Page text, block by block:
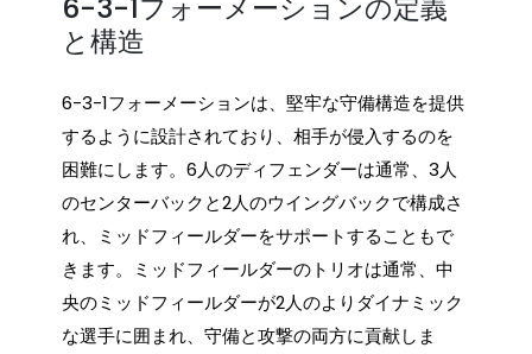
6-3-1フォーメーションの定義
と構造
6-3-1フォーメーションは、堅牢な守備構造を提供
するように設計されており、相手が侵入するのを
困難にします。6人のディフェンダーは通常、3人
のセンターバックと2人のウイングバックで構成さ
れ、ミッドフィールダーをサポートすることもで
きます。ミッドフィールダーのトリオは通常、中
央のミッドフィールダーが2人のよりダイナミック
な選手に囲まれ、守備と攻撃の両方に貢献しま